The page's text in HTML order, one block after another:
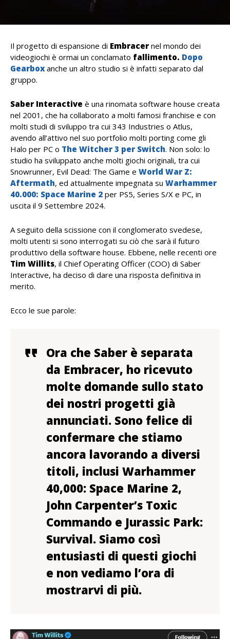
Il progetto di espansione di Embracer nel mondo dei
videogiochi è ormai un conclamato fallimento. Dopo
Gearboxanche un altro studio si è infatti separato dal
gruppo.
Saber Interactive è una rinomata software house creata
nel 2001, che ha collaborato a molti famosi franchise e con
molti studi di sviluppo tra cui 343 Industries o Atlus,
avendo all’attivo nel suo portfolio molti porting come gli
Halo per PC o The Witcher 3 per Switch. Non solo: lo
studio ha sviluppato anche molti giochi originali, tra cui
Snowrunner, Evil Dead: The Game e World War Z:
Aftermath, ed attualmente impegnata su Warhammer
40.000: Space Marine 2 per PS5, Series S/X e PC, in
uscita il 9 Settembre 2024.
A seguito della scissione con il conglomerato svedese,
molti utenti si sono interrogati su ciò che sarà il futuro
produttivo della software house. Ebbene, nelle recenti ore
Tim Willits, il Chief Operating Officer (COO) di Saber
Interactive, ha deciso di dare una risposta definitiva in
merito.
Ecco le sue parole:
Ora che Saber è separata
da Embracer, ho ricevuto
molte domande sullo stato
dei nostri progetti già
annunciati. Sono felice di
confermare che stiamo
ancora lavorando a diversi
titoli, inclusi Warhammer
40,000: Space Marine 2,
John Carpenter’s Toxic
Commando e Jurassic Park:
Survival. Siamo così
entusiasti di questi giochi
e non vediamo l’ora di
mostrarvi di più.